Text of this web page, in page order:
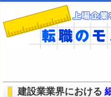
建設業業界における